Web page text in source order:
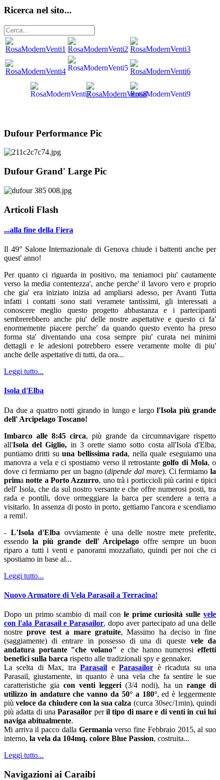
Ricerca nel sito...
Dufour Performance Pic
Dufour Grand' Large Pic
Articoli Flash
...alla fine della Fiera
Il 49° Salone Internazionale di Genova chiude i battenti anche per
quest' anno!
Per quanto ci riguarda in positivo, ma teniamoci piu' cautamente
verso la media contentezza', anche perche' il lavoro vero e proprio
che gia' era iniziato inizia ad ampliarsi adesso, per Avanti Tutta
infatti i contatti sono stati veramete tantissimi, gli interessati a
conoscere meglio questo progetto abbastanza e i partecipanti
sembrerebbero anche piu' delle nostre aspettative e questo ci fa'
enormemente piacere perche' da quando questo evento ha preso
forma sta' diventando una cosa sempre piu' curata nei minimi
dettagli e le adesioni potrebbero essere veramente molte di piu'
anche delle aspettative di tutti, da ora...
Leggi tutto...
Isola d'Elba
Da due a quattro notti girando in lungo e largo l'Isola più grande
dell' Arcipelago Toscano!
Imbarco alle 8:45 circa, più grande da circumnavigare rispetto
all'Isola del Giglio, in 3 orette siamo sotto costa all'Isola d'Elba,
puntiamo dritti suuna bellissima rada, nella quale eseguiamo una
manovra a vela e ci spostiamo verso il retrostantegolfo di Mola, o
dove ci fermiamo per un bagno (dipende dal mare). Ci fermiamola
prima notte a Porto Azzurro, uno trà i porticcioli più carini e tipici
dell' Isola, che da sul nostro versante e che offre numerosi posti, tra
rada e pontili, dove ormeggiare la barca per scendere a terra a
visitarlo. In assenza di posto in porto, gettiamo l'ancora e scendiamo
a remi!.
- L'Isola d'Elba ovviamente è una delle nostre mete preferite,
essendola più grande dell' Arcipelago offre sempre un buon
riparo a tutti i venti e panorami mozzafiato, quindi per noi che ci
spostiamo in base al...
Leggi tutto...
Nuovo Armatore di Vela Parasail a Terracina!
Dopo un primo scambio di mail con le prime curiosità sullevele
con l'ala Parasail e Parasailor, dopo aver partecipato ad una delle
nostreprove test a mare gratuite, Massimo ha deciso in fine
(saggiamente) di entrare in possesso di una di queste vele da
andatura portante "che volano" e che hanno numerosi effetti
benefici sulla barca rispetto alle tradizionali spy e gennaker.
La scelta di Max, traParasail eParasailor è ricaduta su una
Parasail, giustamente, in quanto è una vela che fa sentire le sue
caratteristiche gia con venti leggeri (3/4 nodi), ha un range di
utilizzo in andature che vanno da 50° a 180°, ed è leggermente
piùveloce da chiudere con la sua calza (curca 30sec/1min), quindi
più adatta di unaParasailor peril tipo di mare e di venti in cui lui
naviga abitualmente.
Mi arriva il pacco dalla Germania verso fine Febbraio 2015, al suo
interno, la vela da 104mq. colore Blue Passion, costruita...
Leggi tutto...
Navigazioni ai Caraibi